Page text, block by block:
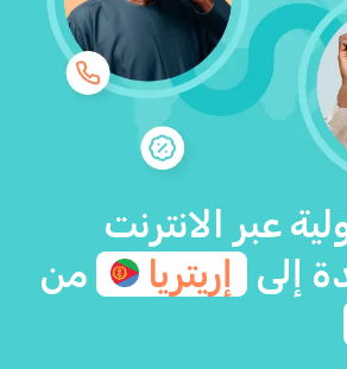
عبر الانترنت
إلى
إريتريا
من